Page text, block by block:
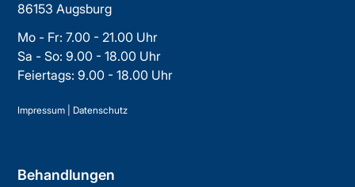
86153 Augsburg
Mo - Fr: 7.00 - 21.00 Uhr
Sa - So: 9.00 - 18.00 Uhr
Feiertags: 9.00 - 18.00 Uhr
Impressum Datenschutz
Behandlungen